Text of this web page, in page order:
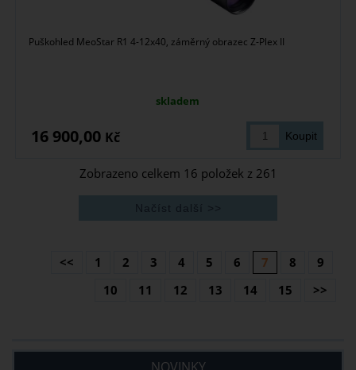
Puškohled MeoStar R1 4-12x40, záměrný obrazec Z-Plex II
skladem
16 900,00 Kč
Zobrazeno celkem 16 položek z 261
<< 1 2 3 4 5 6 7 8
9
10
11 12 13 14 15 >>